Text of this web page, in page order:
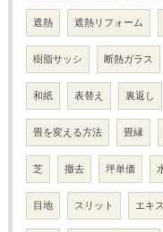
遮熱 遮熱リフォーム
樹脂サッシ 断熱ガラス
和紙 表替え 裏返し
畳を変える方法 畳縁
芝 撤去 坪単価
目地 スリット エキ